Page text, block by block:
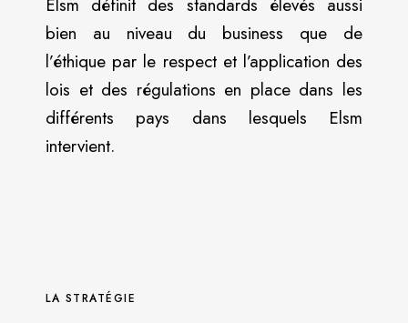
bien au niveau du business que de
l’éthique par le respect et l’application des
lois et des régulations en place dans les
différents pays dans lesquels Elsm
intervient.
LA STRATÉGIE